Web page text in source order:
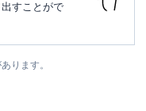
すことがで
ります。